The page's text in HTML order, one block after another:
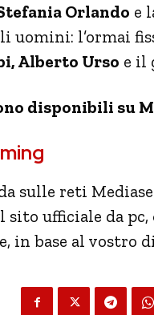
Orlando e
uomini: l’ormai
Alberto Urso e il
disponibili su
sulle reti
sito ufficiale da
in base al vostro